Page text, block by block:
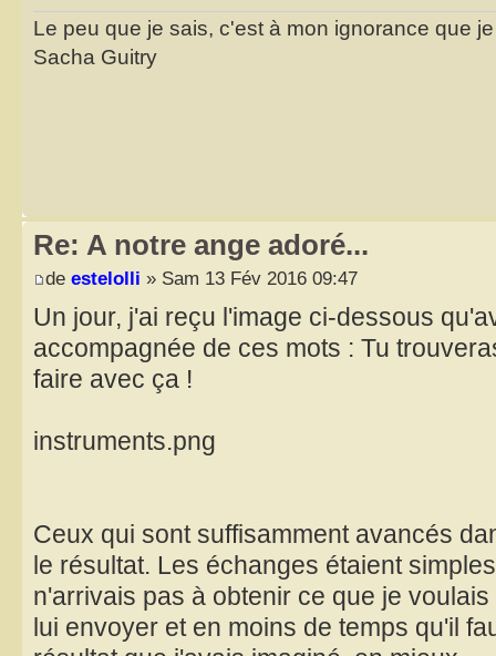
Le peu que je sais, c'est à mon ignorance que
Sacha Guitry
Re: A notre ange adoré...
de estelolli » Sam 13 Fév 2016 09:47
Un jour, j'ai reçu l'image ci-dessous
accompagnée de ces mots : Tu
faire avec ça !
instruments.png
Ceux qui sont suffisamment avancés
le résultat. Les échanges étaient
n'arrivais pas à obtenir ce que je
lui envoyer et en moins de temps qu'il